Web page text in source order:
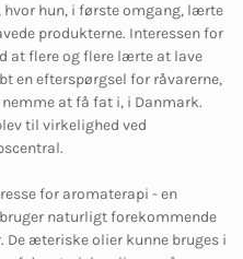
hun, i første omgang, lærte
produkterne. Interessen for
at flere og flere lærte at lave
en efterspørgsel for råvarerne,
at få fat i, i Danmark.
til virkelighed ved
for aromaterapi - en
naturligt forekommende
æteriske olier kunne bruges i